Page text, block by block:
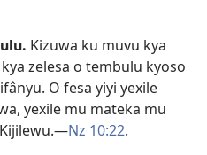
. Kizuwa ku muvu kya
zelesa o tembulu kyoso
O fesa yiyi yexile
yexile mu mateka mu
Kijilewu.—Nz 10:22.